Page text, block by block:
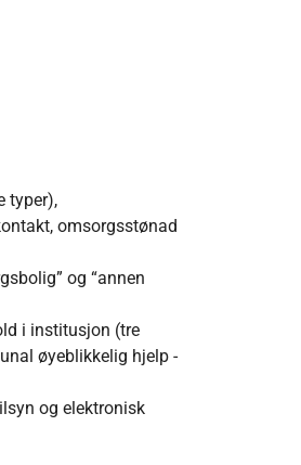
typer),
omsorgsstønad
og “annen
i institusjon (tre
øyeblikkelig hjelp -
og elektronisk